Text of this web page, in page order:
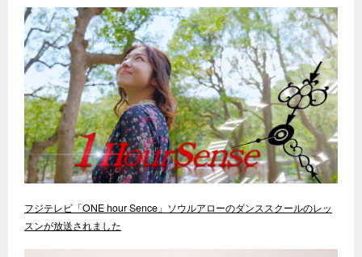
フジテレビ「ONE hour Sence」ソウルアローのダンススクールのレッ
スンが放送されました